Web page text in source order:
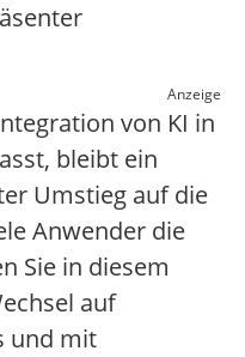
Anzeige
von KI in
bleibt ein
Umstieg auf die
Anwender die
Sie in diesem
auf
und mit